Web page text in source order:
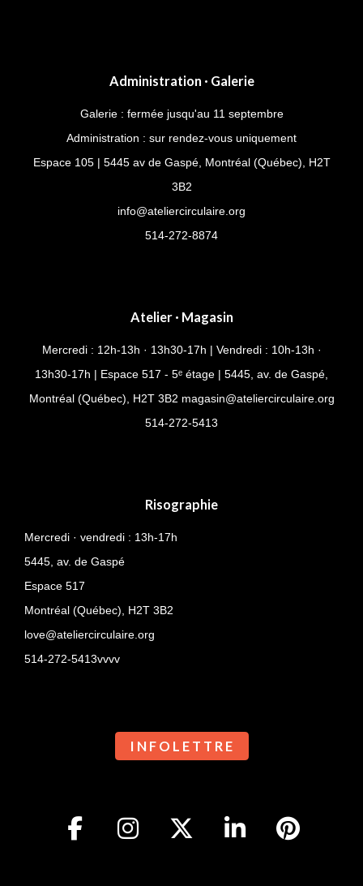
Administration · Galerie
Galerie : fermée jusqu'au 11 septembre
Administration : sur rendez-vous uniquement
Espace 105 | 5445 av de Gaspé, Montréal (Québec), H2T
3B2
info@ateliercirculaire.org
514-272-8874
Atelier · Magasin
Mercredi : 12h-13h · 13h30-17h | Vendredi : 10h-13h ·
13h30-17h | Espace 517 - 5ᵉ étage | 5445, av. de Gaspé,
Montréal (Québec), H2T 3B2 magasin@ateliercirculaire.org
514-272-5413
Risographie
Mercredi · vendredi : 13h-17h
5445, av. de Gaspé
Espace 517
Montréal (Québec), H2T 3B2
love@ateliercirculaire.org
514-272-5413vvvv
I N F O L E T T R E